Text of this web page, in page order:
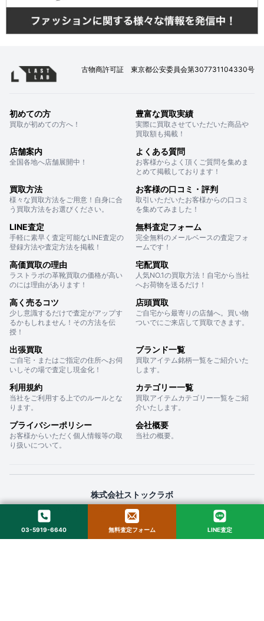
古物商許可証 東京都公安委員会第307731104330号
初めての方
買取が初めての方へ！
豊富な買取実績
実際に買取させていただいた商品や
買取額も掲載！
店舗案内
全国各地へ店舗展開中！
よくある質問
お客様からよく頂くご質問を集めま
とめて掲載しております！
買取方法
様々な買取方法をご用意！自身に合
う買取方法をお選びください。
お客様の口コミ・評判
取引いただいたお客様からの口コミ
を集めてみました！
LINE査定
手軽に素早く査定可能なLINE査定の
登録方法や査定方法を掲載！
無料査定フォーム
完全無料のメールベースの査定フォ
ームです！
高価買取の理由
ラストラボの革靴買取の価格が高い
のには理由があります！
宅配買取
人気NO.1の買取方法！自宅から当社
へお荷物を送るだけ！
高く売るコツ
少し意識するだけで査定がアップす
るかもしれません！その方法を伝
授！
店頭買取
ご自宅から最寄りの店舗へ。買い物
ついでにご来店して買取できます。
出張買取
ご自宅・またはご指定の住所へお伺
いしその場で査定し現金化！
ブランド一覧
買取アイテム銘柄一覧をご紹介いた
します。
利用規約
当社をご利用する上でのルールとな
ります。
カテゴリー一覧
買取アイテムカテゴリー一覧をご紹
介いたします。
プライバシーポリシー
お客様からいただく個人情報等の取
り扱いについて。
会社概要
当社の概要。
株式会社ストックラボ
〒160-0022 東京都新宿区新宿２丁目１２−１６ セントフォービル ２０３
© 2025 StockLab. All Rights Reserved.
03-5919-6640 無料査定フォーム LINE査定